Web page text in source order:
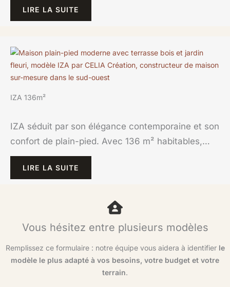
LIRE LA SUITE
IZA 136m²
IZA séduit par son élégance contemporaine et son
confort de plain-pied. Avec 136 m² habitables,…
LIRE LA SUITE
Vous hésitez entre plusieurs modèles
Remplissez ce formulaire : notre équipe vous aidera à identifier le
modèle le plus adapté à vos besoins, votre budget et votre
terrain.